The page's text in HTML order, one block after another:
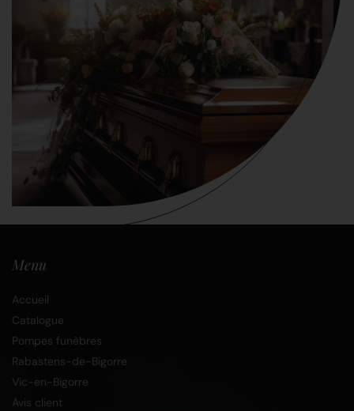
Menu
Accueil
Catalogue
Pompes funèbres
Rabastens-de-Bigorre
Vic-en-Bigorre
Avis client